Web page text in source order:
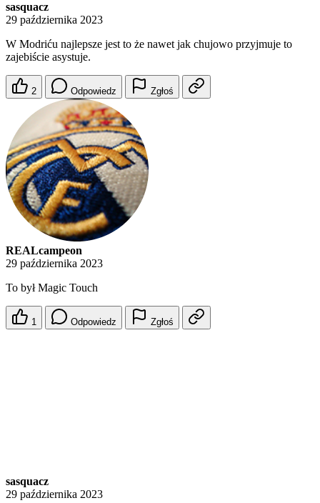
sasquacz
29 października 2023
W Modriću najlepsze jest to że nawet jak chujowo przyjmuje to
zajebiście asystuje.
2 Odpowiedz Zgłoś
REALcampeon
29 października 2023
To był Magic Touch
1 Odpowiedz Zgłoś
sasquacz
29 października 2023